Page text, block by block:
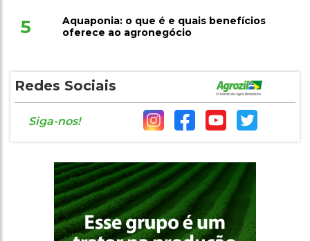
5
Aquaponia: o que é e quais benefícios
oferece ao agronegócio
Redes Sociais
Siga-nos!